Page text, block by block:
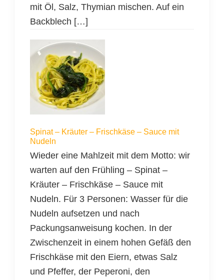
mit Öl, Salz, Thymian mischen. Auf ein
Backblech […]
Spinat – Kräuter – Frischkäse – Sauce mit
Nudeln
Wieder eine Mahlzeit mit dem Motto: wir
warten auf den Frühling – Spinat –
Kräuter – Frischkäse – Sauce mit
Nudeln. Für 3 Personen: Wasser für die
Nudeln aufsetzen und nach
Packungsanweisung kochen. In der
Zwischenzeit in einem hohen Gefäß den
Frischkäse mit den Eiern, etwas Salz
und Pfeffer, der Peperoni, den